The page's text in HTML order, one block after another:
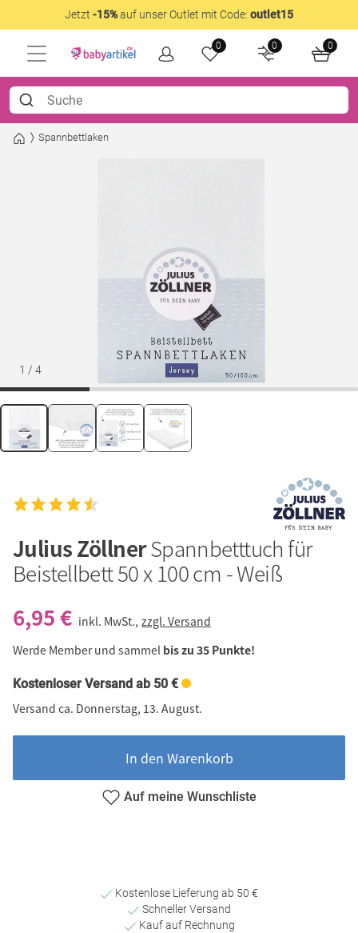
Jetzt -15%auf unser Outlet mit Code: outlet15
0 0 0
Spannbettlaken
1 / 4
Julius ZöllnerSpannbetttuch für
Beistellbett 50 x 100 cm - Weiß
6,95 € inkl. MwSt., zzgl. Versand
Werde Member und sammel bis zu 35 Punkte!
Kostenloser Versand ab 50 €
Versand ca. Donnerstag, 13. August.
In den Warenkorb
Auf meine Wunschliste
Kostenlose Lieferung ab 50 €
Schneller Versand
Kauf auf Rechnung